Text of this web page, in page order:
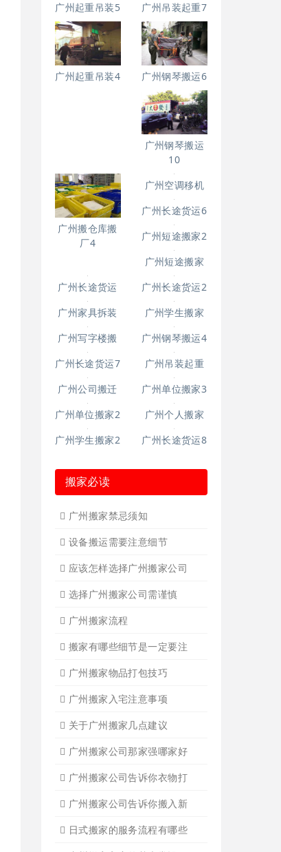
广州起重吊装5
广州吊装起重7
广州钢琴搬运6
广州钢琴搬运
10
厂4
广州长途货运6
广州短途搬家2
广州短途搬家
广州长途货运
广州学生搬家
广州写字楼搬
广州钢琴搬运4
广州长途货运7
广州吊装起重
广州公司搬迁
广州单位搬家3
广州单位搬家2
广州个人搬家
搬家必读